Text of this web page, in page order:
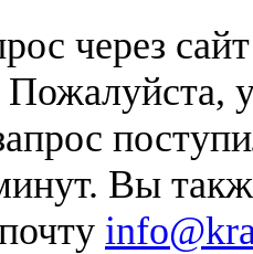
через
Вы